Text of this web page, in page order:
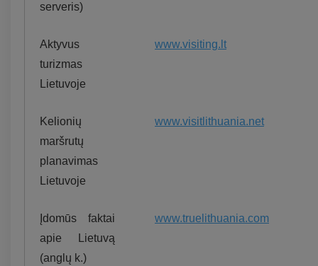
serveris)
Aktyvus
turizmas
Lietuvoje
www.visiting.lt
Kelionių
maršrutų
planavimas
Lietuvoje
www.visitlithuania.net
Įdomūs faktai
apie Lietuvą
(anglų k.)
www.truelithuania.com